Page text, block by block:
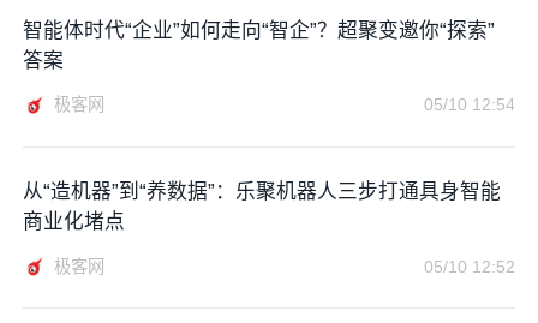
智能体时代“企业”如何走向“智企”？超聚变邀你“探索”
答案
极客网 05/10 12:54
从“造机器”到“养数据”：乐聚机器人三步打通具身智能
商业化堵点
极客网 05/10 12:52